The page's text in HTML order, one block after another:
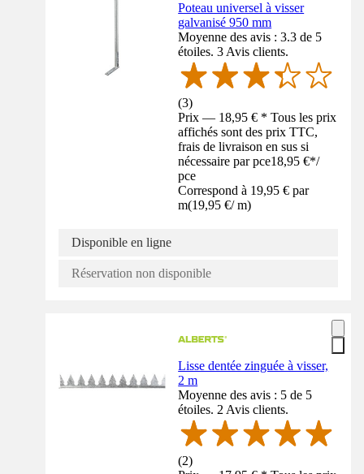
Poteau universel à visser
galvanisé 950 mm
Moyenne des avis : 3.3 de 5
étoiles. 3 Avis clients.
(3)
Prix — 18,95 € * Tous les prix
affichés sont des prix TTC,
frais de livraison en sus si
nécessaire par pce18,95 €*/
pce
Correspond à 19,95 € par
m(19,95 €/ m)
Disponible en ligne
Réservation non disponible
Lisse dentée zinguée à visser,
2 m
Moyenne des avis : 5 de 5
étoiles. 2 Avis clients.
(2)